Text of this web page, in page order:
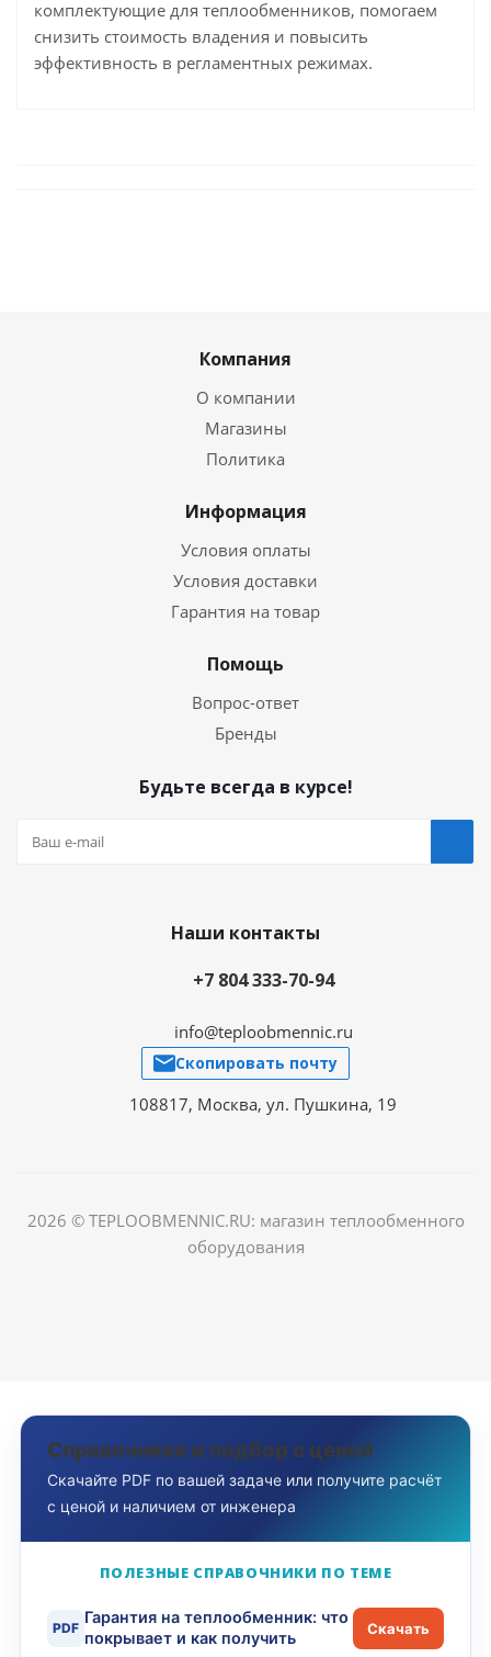
комплектующие для теплообменников, помогаем
снизить стоимость владения и повысить
эффективность в регламентных режимах.
Компания
О компании
Магазины
Политика
Информация
Условия оплаты
Условия доставки
Гарантия на товар
Помощь
Вопрос-ответ
Бренды
Будьте всегда в курсе!
Наши контакты
+7 804 333-70-94
info@teploobmennic.ru
Скопировать почту
108817, Москва, ул. Пушкина, 19
2026 © TEPLOOBMENNIC.RU: магазин теплообменного
оборудования
Справочники и подбор с ценой
Скачайте PDF по вашей задаче или получите расчёт
с ценой и наличием от инженера
ПОЛЕЗНЫЕ СПРАВОЧНИКИ ПО ТЕМЕ
PDF
Гарантия на теплообменник: что
покрывает и как получить
Скачать